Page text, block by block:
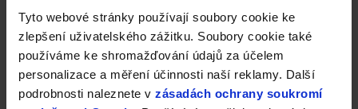
Tyto webové stránky používají soubory cookie ke
zlepšení uživatelského zážitku. Soubory cookie také
používáme ke shromažďování údajů za účelem
personalizace a měření účinnosti naší reklamy. Další
podrobnosti naleznete v zásadách ochrany soukromí